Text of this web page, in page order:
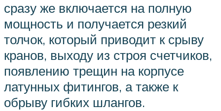
сразу же включается на полную
мощность и получается резкий
толчок, который приводит к срыву
кранов, выходу из строя счетчиков,
появлению трещин на корпусе
латунных фитингов, а также к
обрыву гибких шлангов.